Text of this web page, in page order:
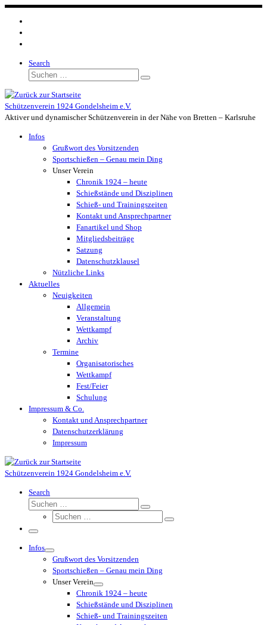
Zum
Inhalt
springen
Search
Suche
Suchen …
Schützenverein 1924 Gondelsheim e.V.
Aktiver und dynamischer Schützenverein in der Nähe von Bretten – Karlsruhe
Infos
Grußwort des Vorsitzenden
Sportschießen – Genau mein Ding
Unser Verein
Chronik 1924 – heute
Schießstände und Disziplinen
Schieß- und Trainingszeiten
Kontakt und Ansprechpartner
Fanartikel und Shop
Mitgliedsbeiträge
Satzung
Datenschutzklausel
Nützliche Links
Aktuelles
Neuigkeiten
Allgemein
Veranstaltung
Wettkampf
Archiv
Termine
Organisatorisches
Wettkampf
Fest/Feier
Schulung
Impressum & Co.
Kontakt und Ansprechpartner
Datenschutzerklärung
Impressum
Schützenverein 1924 Gondelsheim e.V.
Search
Suche
Suchen …
Suche
Suchen …
Menü
Infos
Grußwort des Vorsitzenden
Sportschießen – Genau mein Ding
Unser Verein
Chronik 1924 – heute
Schießstände und Disziplinen
Schieß- und Trainingszeiten